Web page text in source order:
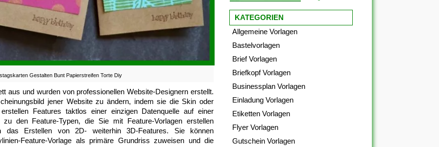
Gestalten Bunt Papierstreifen Torte Diy
aus und wurden von professionellen Website-Designern erstellt.
jener Website zu ändern, indem sie die Skin oder
Features taktlos einer einzigen Datenquelle auf einer
zu den Feature-Typen, die Sie mit Feature-Vorlagen erstellen
das Erstellen von 2D- weiterhin 3D-Features. Sie können
Feature-Vorlage als primäre Grundriss zuweisen und die
KATEGORIEN
Allgemeine Vorlagen
Bastelvorlagen
Brief Vorlagen
Briefkopf Vorlagen
Businessplan Vorlagen
Einladung Vorlagen
Etiketten Vorlagen
Flyer Vorlagen
Gutschein Vorlagen